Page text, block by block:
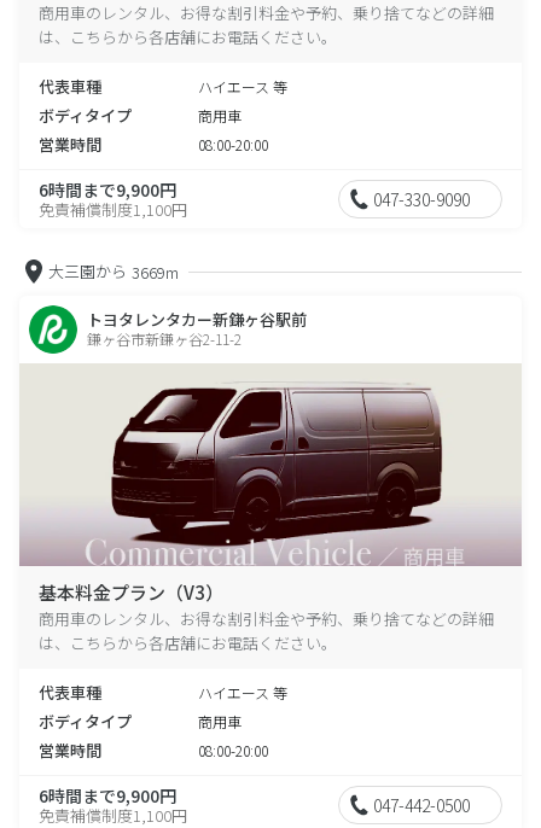
商用車のレンタル、お得な割引料金や予約、乗り捨てなどの詳細
は、こちらから各店舗にお電話ください。
代表車種 ハイエース 等
ボディタイプ 商用車
営業時間 08:00-20:00
6時間まで9,900円
免責補償制度1,100円 047-330-9090
大三園から 3669m
トヨタレンタカー新鎌ヶ谷駅前
鎌ヶ谷市新鎌ヶ谷2-11-2
基本料金プラン（V3）
商用車のレンタル、お得な割引料金や予約、乗り捨てなどの詳細
は、こちらから各店舗にお電話ください。
代表車種 ハイエース 等
ボディタイプ 商用車
営業時間 08:00-20:00
6時間まで9,900円
免責補償制度1,100円 047-442-0500